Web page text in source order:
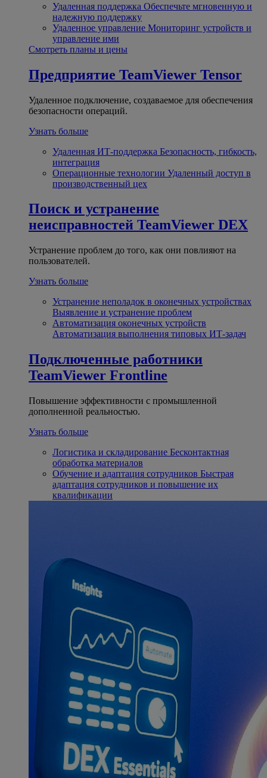
Удаленная поддержка Обеспечьте мгновенную и
надежную поддержку
Удаленное управление Мониторинг устройств и
управление ими
Смотреть планы и цены
Предприятие TeamViewer Tensor
Удаленное подключение, создаваемое для обеспечения
безопасности операций.
Узнать больше
Удаленная ИТ-поддержка Безопасность, гибкость,
интеграция
Операционные технологии Удаленный доступ в
производственный цех
Поиск и устранение
неисправностей TeamViewer DEX
Устранение проблем до того, как они повлияют на
пользователей.
Узнать больше
Устранение неполадок в оконечных устройствах
Выявление и устранение проблем
Автоматизация оконечных устройств
Автоматизация выполнения типовых ИТ-задач
Подключенные работники
TeamViewer Frontline
Повышение эффективности с промышленной
дополненной реальностью.
Узнать больше
Логистика и складирование Бесконтактная
обработка материалов
Обучение и адаптация сотрудников Быстрая
адаптация сотрудников и повышение их
квалификации